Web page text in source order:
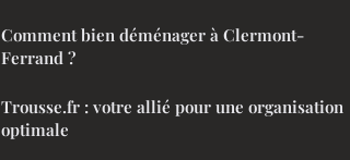
Comment bien déménager à Clermont-
Ferrand ?
Trousse.fr : votre allié pour une organisation
optimale